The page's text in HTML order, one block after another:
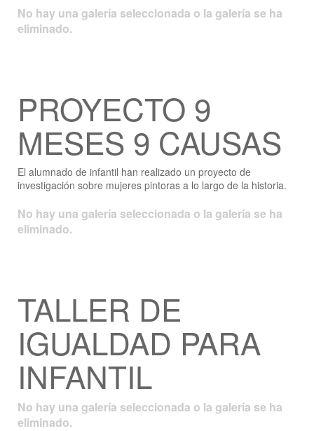
No hay una galería seleccionada o la galería se ha
eliminado.
PROYECTO 9
MESES 9 CAUSAS
El alumnado de infantil han realizado un proyecto de
investigación sobre mujeres pintoras a lo largo de la historia.
No hay una galería seleccionada o la galería se ha
eliminado.
TALLER DE
IGUALDAD PARA
INFANTIL
No hay una galería seleccionada o la galería se ha
eliminado.